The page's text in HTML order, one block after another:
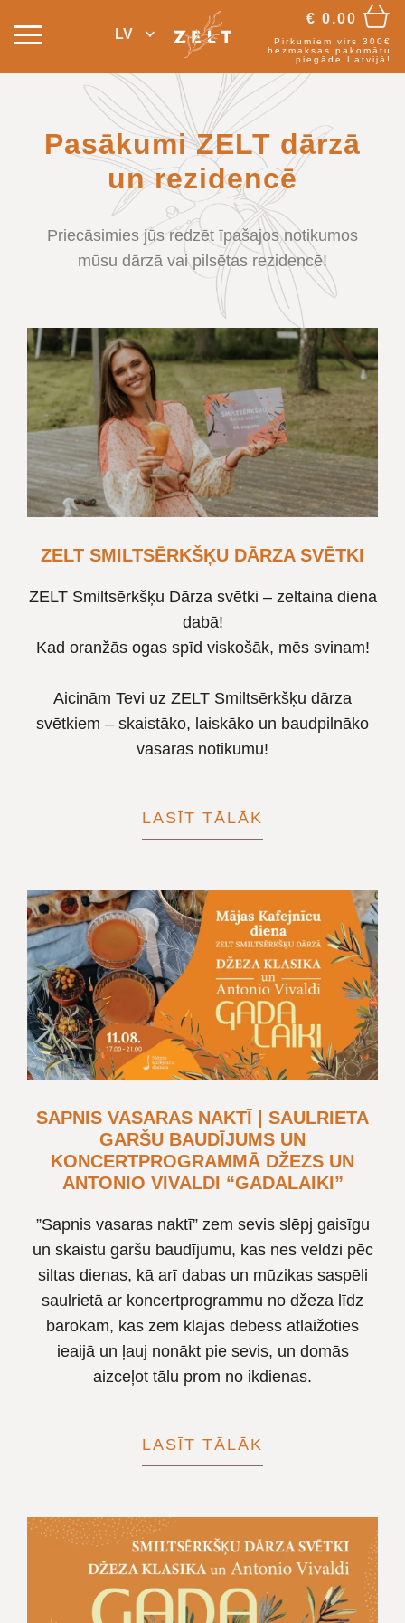
LV
€ 0.00
Pirkumiem virs 300€
bezmaksas pakomātu
piegāde Latvijā!
Pasākumi ZELT dārzā
un rezidencē
Priecāsimies jūs redzēt īpašajos notikumos
mūsu dārzā vai pilsētas rezidencē!
ZELT SMILTSĒRKŠĶU DĀRZA SVĒTKI
ZELT Smiltsērkšķu Dārza svētki – zeltaina diena
dabā!
Kad oranžās ogas spīd viskošāk, mēs svinam!
Aicinām Tevi uz ZELT Smiltsērkšķu dārza
svētkiem – skaistāko, laiskāko un baudpilnāko
vasaras notikumu!
LASĪT TĀLĀK
SAPNIS VASARAS NAKTĪ | SAULRIETA
GARŠU BAUDĪJUMS UN
KONCERTPROGRAMMĀ DŽEZS UN
ANTONIO VIVALDI “GADALAIKI”
”Sapnis vasaras naktī” zem sevis slēpj gaisīgu
un skaistu garšu baudījumu, kas nes veldzi pēc
siltas dienas, kā arī dabas un mūzikas saspēli
saulrietā ar koncertprogrammu no džeza līdz
barokam, kas zem klajas debess atlaižoties
ieaijā un ļauj nonākt pie sevis, un domās
aizceļot tālu prom no ikdienas.
LASĪT TĀLĀK